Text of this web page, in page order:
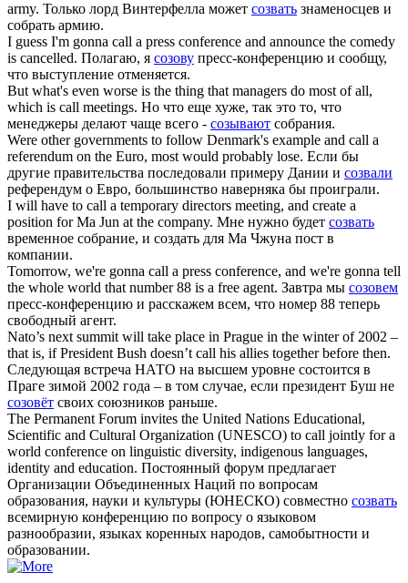
army. Только лорд Винтерфелла может созвать знаменосцев и
собрать армию.
I guess I'm gonna call a press conference and announce the comedy
is cancelled. Полагаю, я созову пресс-конференцию и сообщу,
что выступление отменяется.
But what's even worse is the thing that managers do most of all,
which is call meetings. Но что еще хуже, так это то, что
менеджеры делают чаще всего - созывают собрания.
Were other governments to follow Denmark's example and call a
referendum on the Euro, most would probably lose. Если бы
другие правительства последовали примеру Дании и созвали
референдум о Евро, большинство наверняка бы проиграли.
I will have to call a temporary directors meeting, and create a
position for Ma Jun at the company. Мне нужно будет созвать
временное собрание, и создать для Ма Чжуна пост в
компании.
Tomorrow, we're gonna call a press conference, and we're gonna tell
the whole world that number 88 is a free agent. Завтра мы созовем
пресс-конференцию и расскажем всем, что номер 88 теперь
свободный агент.
Nato’s next summit will take place in Prague in the winter of 2002 –
that is, if President Bush doesn’tcall his allies together before then.
Следующая встреча НАТО на высшем уровне состоится в
Праге зимой 2002 года – в том случае, если президент Буш не
созовёт своих союзников раньше.
The Permanent Forum invites the United Nations Educational,
Scientific and Cultural Organization (UNESCO) to call jointly for a
world conference on linguistic diversity, indigenous languages,
identity and education. Постоянный форум предлагает
Организации Объединенных Наций по вопросам
образования, науки и культуры (ЮНЕСКО) совместно созвать
всемирную конференцию по вопросу о языковом
разнообразии, языках коренных народов, самобытности и
образовании.